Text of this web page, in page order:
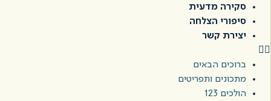
סקירה מדעית
סיפורי הצלחה
יצירת קשר
ברוכים הבאים
מתכונים ותפריטים
הולכים 123